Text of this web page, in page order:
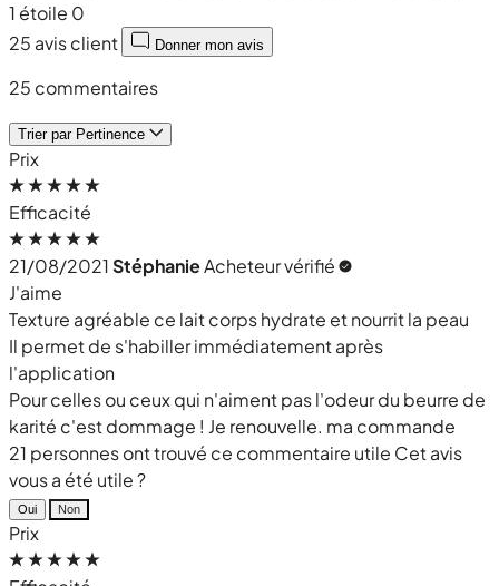
1 étoile 0
25 avis client
Donner mon avis
25 commentaires
Trier par Pertinence
Prix
Efficacité
21/08/2021StéphanieAcheteur vérifié
J'aime
Texture agréable ce lait corps hydrate et nourrit la peau
Il permet de s'habiller immédiatement après
l'application
Pour celles ou ceux qui n'aiment pas l'odeur du beurre de
karité c'est dommage ! Je renouvelle. ma commande
21 personnes ont trouvé ce commentaire utile Cet avis
vous a été utile ?
Oui Non
Prix